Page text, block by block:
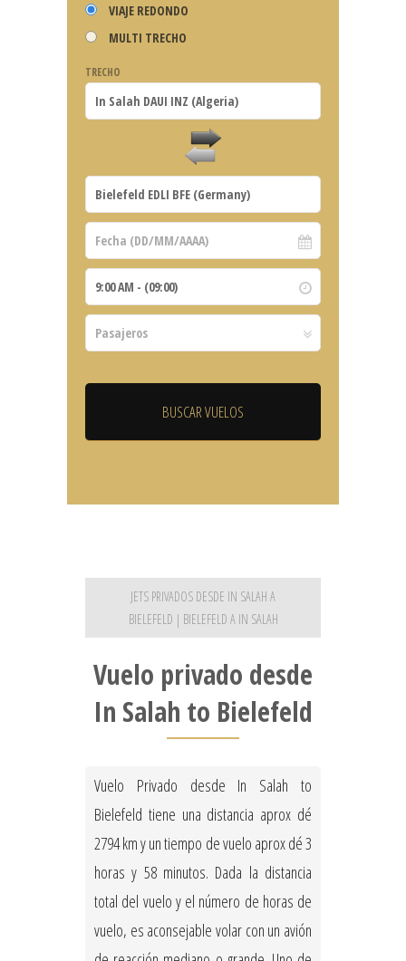
VIAJE REDONDO
MULTI TRECHO
TRECHO
JETS PRIVADOS DESDE IN SALAH A
BIELEFELD | BIELEFELD A IN SALAH
Vuelo privado desde
In Salah to Bielefeld
Vuelo Privado desde In Salah to
Bielefeld tiene una distancia aprox dé
2794 km y un tiempo de vuelo aprox dé 3
horas y 58 minutos. Dada la distancia
total del vuelo y el número de horas de
vuelo, es aconsejable volar con un avión